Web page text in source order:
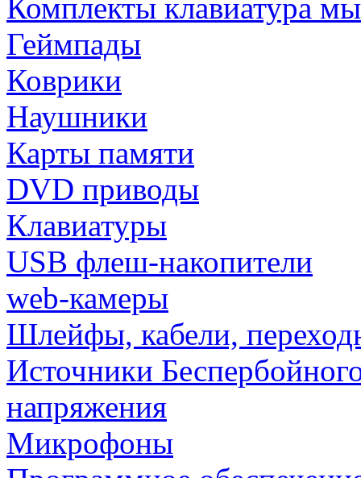
Комплекты клавиатура
Геймпады
Коврики
Наушники
Карты памяти
DVD приводы
Клавиатуры
USB флеш-накопители
web-камеры
Шлейфы, кабели,
Источники
напряжения
Микрофоны